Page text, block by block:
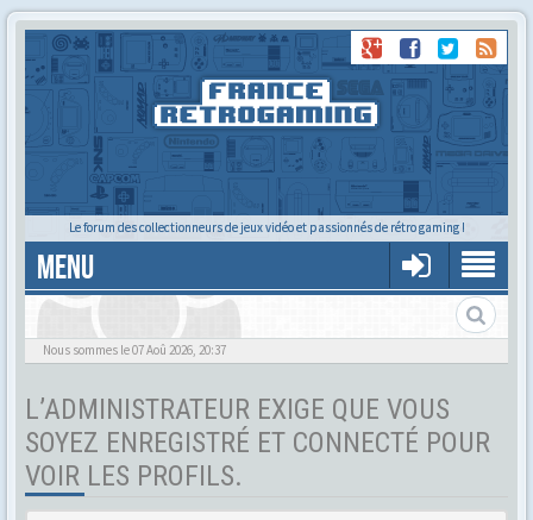
Le forum des collectionneurs de jeux vidéo et passionnés de rétro gaming !
MENU
Tu cherches quelqu'un ?
Nous sommes le 07 Aoû 2026, 20:37
L’ADMINISTRATEUR EXIGE QUE VOUS
SOYEZ ENREGISTRÉ ET CONNECTÉ POUR
VOIR LES PROFILS.